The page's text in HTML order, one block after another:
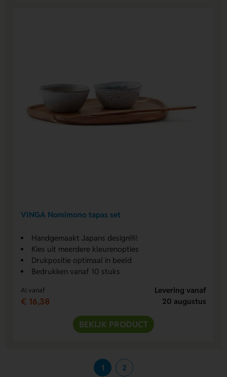
VINGA Nomimono tapas set
Handgemaakt Japans design￼
Kies uit meerdere kleurenopties
Drukpositie optimaal in beeld
Bedrukken vanaf 10 stuks
Al vanaf
€ 16,38
Levering vanaf
20 augustus
BEKIJK PRODUCT
1 2